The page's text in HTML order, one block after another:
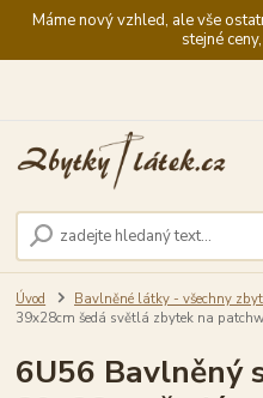
Máme nový vzhled, ale vše
stejné
Úvod Bavlněné látky - všechny
39x28cm šedá světlá zbytek na
6U56 Bavlněný